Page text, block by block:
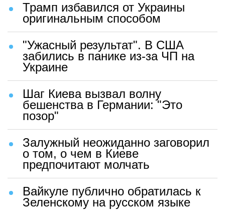
Трамп избавился от Украины
оригинальным способом
"Ужасный результат". В США
забились в панике из-за ЧП на
Украине
Шаг Киева вызвал волну
бешенства в Германии: "Это
позор"
Залужный неожиданно заговорил
о том, о чем в Киеве
предпочитают молчать
Вайкуле публично обратилась к
Зеленскому на русском языке